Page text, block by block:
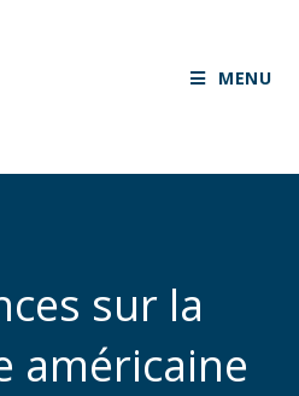
MENU
sur la
américaine